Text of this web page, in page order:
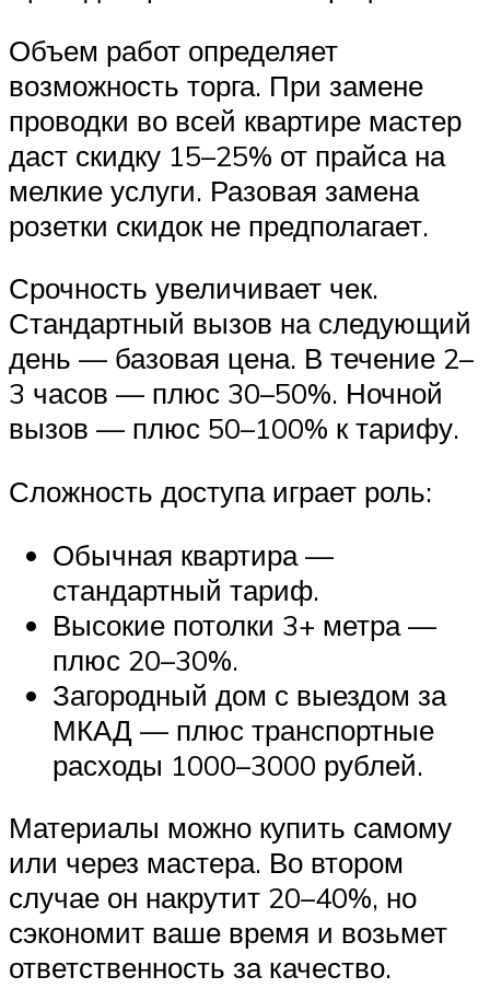
Объем работ определяет
возможность торга. При замене
проводки во всей квартире мастер
даст скидку 15–25% от прайса на
мелкие услуги. Разовая замена
розетки скидок не предполагает.
Срочность увеличивает чек.
Стандартный вызов на следующий
день — базовая цена. В течение 2–
3 часов — плюс 30–50%. Ночной
вызов — плюс 50–100% к тарифу.
Сложность доступа играет роль:
Обычная квартира —
стандартный тариф.
Высокие потолки 3+ метра —
плюс 20–30%.
Загородный дом с выездом за
МКАД — плюс транспортные
расходы 1000–3000 рублей.
Материалы можно купить самому
или через мастера. Во втором
случае он накрутит 20–40%, но
сэкономит ваше время и возьмет
ответственность за качество.